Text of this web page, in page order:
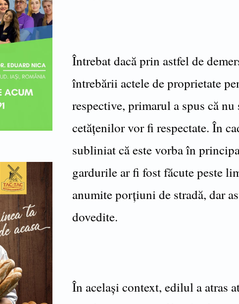
Întrebat dacă prin astfel de
întrebării actele de proprietate
respective, primarul a spus că
cetățenilor vor fi respectate. În
subliniat că este vorba în
gardurile ar fi fost făcute peste
anumite porțiuni de stradă, dar
dovedite.
În același context, edilul a atras